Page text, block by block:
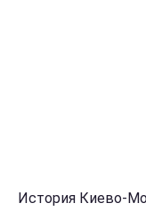
История Киево-